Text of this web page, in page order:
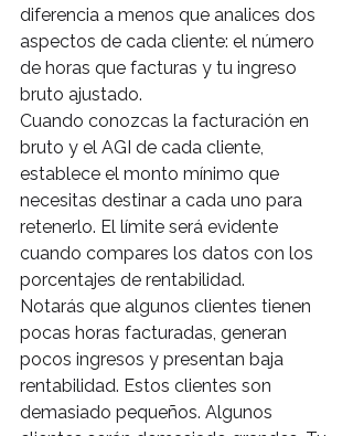
diferencia a menos que analices dos
aspectos de cada cliente: el número
de horas que facturas y tu ingreso
bruto ajustado.
Cuando conozcas la facturación en
bruto y el AGI de cada cliente,
establece el monto mínimo que
necesitas destinar a cada uno para
retenerlo. El límite será evidente
cuando compares los datos con los
porcentajes de rentabilidad.
Notarás que algunos clientes tienen
pocas horas facturadas, generan
pocos ingresos y presentan baja
rentabilidad. Estos clientes son
demasiado pequeños. Algunos